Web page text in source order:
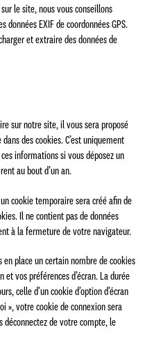
le site, nous vous conseillons
données EXIF de coordonnées GPS.
et extraire des données de
sur notre site, il vous sera proposé
des cookies. C’est uniquement
informations si vous déposez un
au bout d’un an.
cookie temporaire sera créé afin de
Il ne contient pas de données
à la fermeture de votre navigateur.
place un certain nombre de cookies
vos préférences d’écran. La durée
celle d’un cookie d’option d’écran
», votre cookie de connexion sera
déconnectez de votre compte, le